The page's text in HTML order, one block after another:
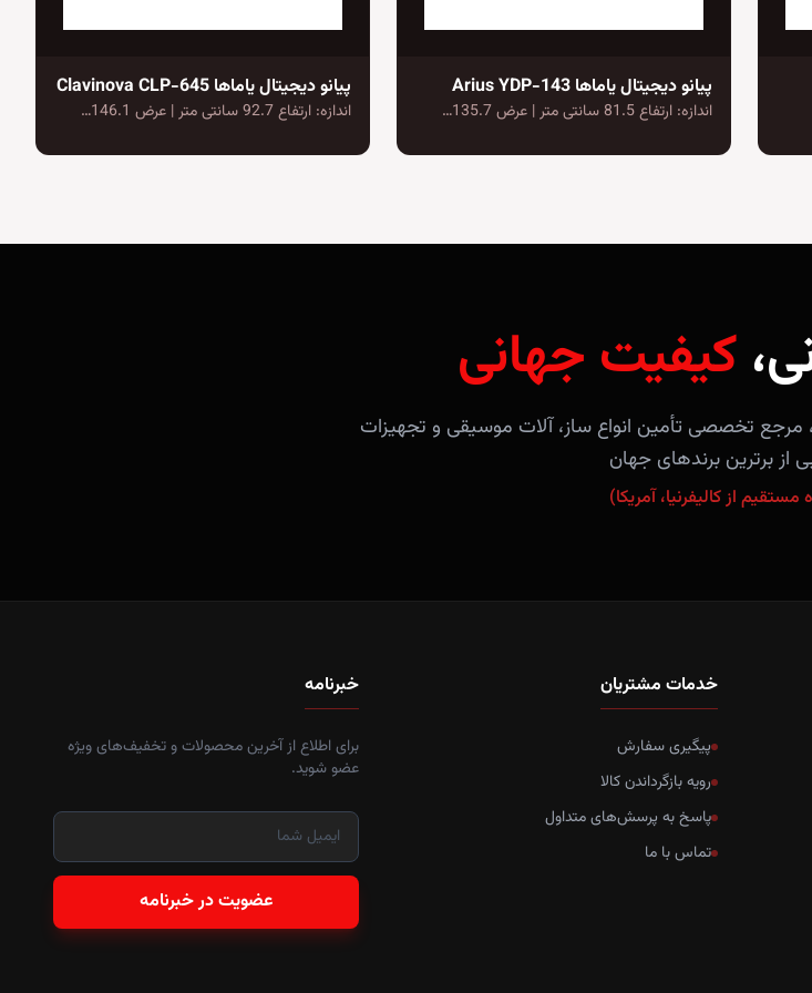
پیانو دیجیتال یاماها Arius YDP-143
اندازه: ارتفاع 81.5 سانتی متر | عرض 135.7…
پیانو دیجیتال یاماها Clavinova CLP-645
اندازه: ارتفاع 92.7 سانتی متر | عرض 146.1…
کیفیت جهانی
بیش از ۳۰ سال تجربه، مرجع تخصصی تأمین انواع ساز، آلات موسیقی و تجهیزات
از برترین برندهای جهان
مستقیم از کالیفرنیا، آمریکا)
خدمات مشتریان
پیگیری سفارش
رویه بازگرداندن کالا
پاسخ به پرسش‌های متداول
تماس با ما
خبرنامه
برای اطلاع از آخرین محصولات و تخفیف‌های ویژه
عضو شوید.
عضویت در خبرنامه